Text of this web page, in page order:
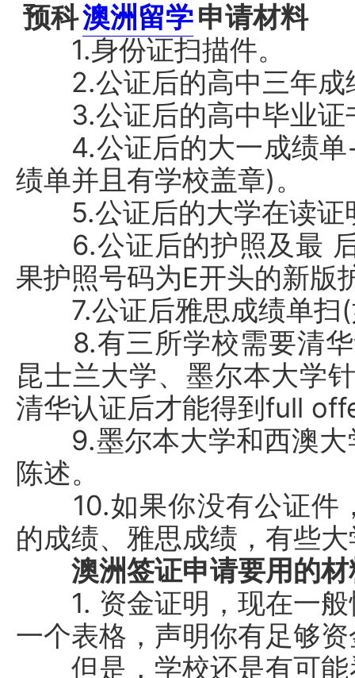
预科澳洲留学申请材料
1.身份证扫描件。
2.公证后的高中三年成
3.公证后的高中毕业证
4.公证后的大一成绩单
绩单并且有学校盖章)。
5.公证后的大学在读证
6.公证后的护照及最 后
果护照号码为E开头的新版
7.公证后雅思成绩单扫(
8.有三所学校需要清华
昆士兰大学、墨尔本大学
清华认证后才能得到full
9.墨尔本大学和西澳大
陈述。
10.如果你没有公证件
的成绩、雅思成绩，有些
澳洲签证申请要用的材
1. 资金证明，现在一般
一个表格，声明你有足够
但是，学校还是有可能